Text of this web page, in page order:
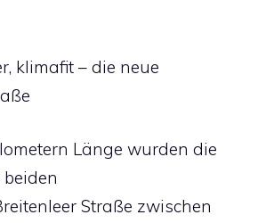
klimafit – die neue
Länge wurden die
Straße zwischen